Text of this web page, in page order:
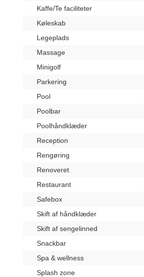
Kaffe/Te faciliteter
Køleskab
Legeplads
Massage
Minigolf
Parkering
Pool
Poolbar
Poolhåndklæder
Reception
Rengøring
Renoveret
Restaurant
Safebox
Skift af håndklæder
Skift af sengelinned
Snackbar
Spa & wellness
Splash zone